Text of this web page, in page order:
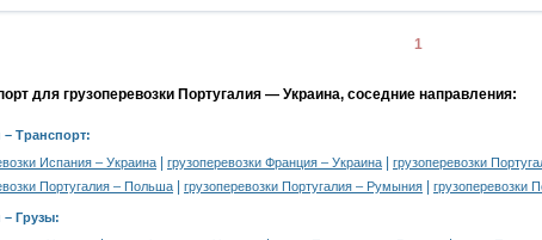
1
для грузоперевозки Португалия — Украина, соседние направления:
– Транспорт:
Испания – Украина
грузоперевозки Франция – Украина грузоперевозки
Португалия – Польша грузоперевозки Португалия – Румыния грузоперевозки
– Грузы: